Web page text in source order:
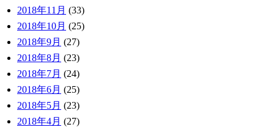
2018年11月 (33)
2018年10月 (25)
2018年9月 (27)
2018年8月 (23)
2018年7月 (24)
2018年6月 (25)
2018年5月 (23)
2018年4月 (27)